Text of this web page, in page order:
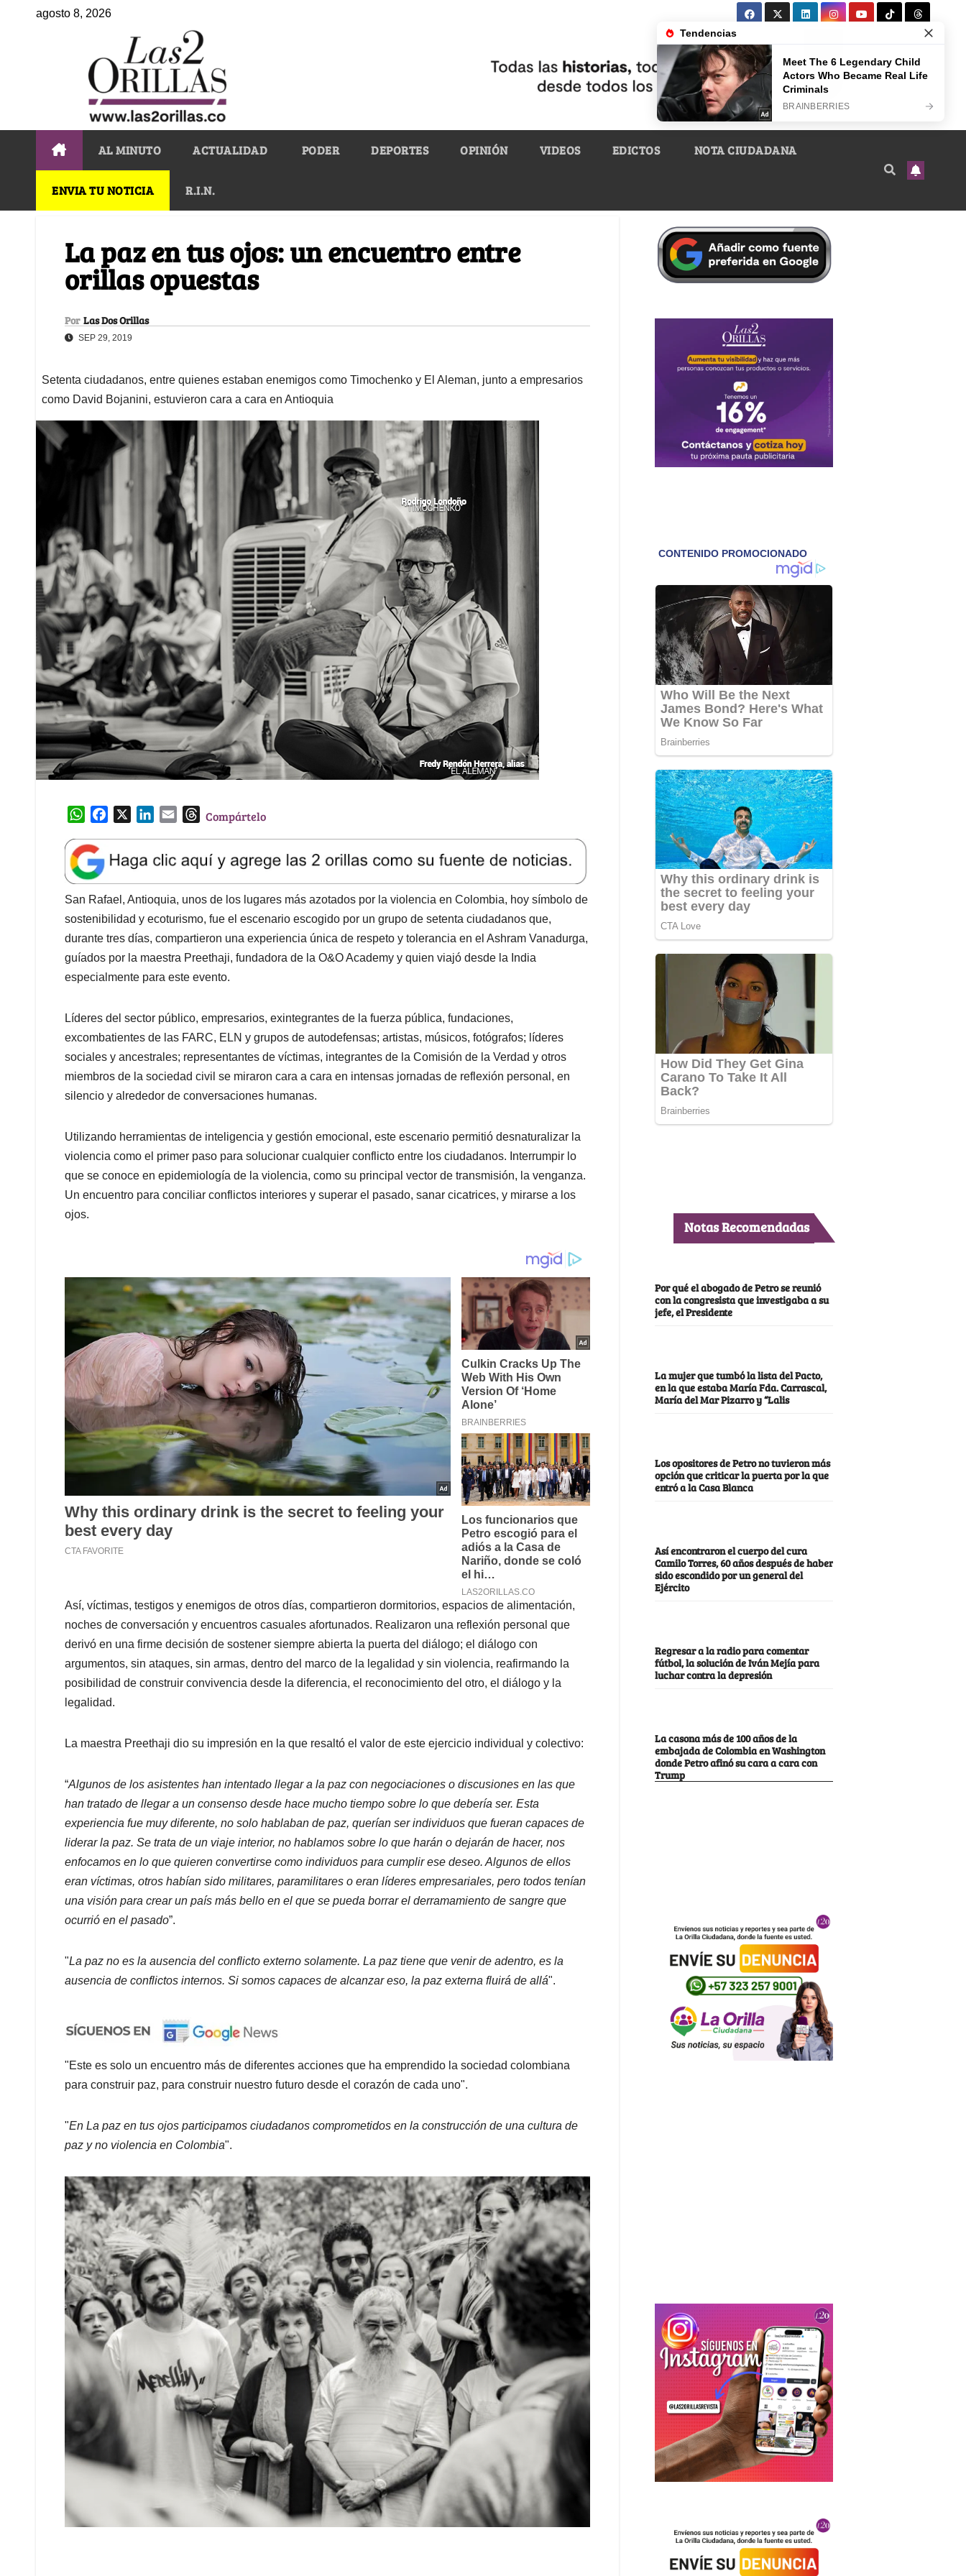
agosto 8, 2026
AL MINUTO ACTUALIDAD PODER DEPORTES OPINIÓN VIDEOS EDICTOS NOTA CIUDADANA
ENVIA TU NOTICIA R.I.N.
La paz en tus ojos: un encuentro entre
orillas opuestas
Por Las Dos Orillas
SEP 29, 2019
Setenta ciudadanos, entre quienes estaban enemigos como Timochenko y El Aleman, junto a empresarios
como David Bojanini, estuvieron cara a cara en Antioquia
W
a
t
s
A
p
p
e
b
o
o
k
k
e
d
I
n
l
T
e
a
d
s
Compártelo
San Rafael, Antioquia, unos de los lugares más azotados por la violencia en Colombia, hoy símbolo de
sostenibilidad y ecoturismo, fue el escenario escogido por un grupo de setenta ciudadanos que,
durante tres días, compartieron una experiencia única de respeto y tolerancia en el Ashram Vanadurga,
guíados por la maestra Preethaji, fundadora de la O&O Academy y quien viajó desde la India
especialmente para este evento.
Líderes del sector público, empresarios, exintegrantes de la fuerza pública, fundaciones,
excombatientes de las FARC, ELN y grupos de autodefensas; artistas, músicos, fotógrafos; líderes
sociales y ancestrales; representantes de víctimas, integrantes de la Comisión de la Verdad y otros
miembros de la sociedad civil se miraron cara a cara en intensas jornadas de reflexión personal, en
silencio y alrededor de conversaciones humanas.
Utilizando herramientas de inteligencia y gestión emocional, este escenario permitió desnaturalizar la
violencia como el primer paso para solucionar cualquier conflicto entre los ciudadanos. Interrumpir lo
que se conoce en epidemiología de la violencia, como su principal vector de transmisión, la venganza.
Un encuentro para conciliar conflictos interiores y superar el pasado, sanar cicatrices, y mirarse a los
ojos.
Así, víctimas, testigos y enemigos de otros días, compartieron dormitorios, espacios de alimentación,
noches de conversación y encuentros casuales afortunados. Realizaron una reflexión personal que
derivó en una firme decisión de sostener siempre abierta la puerta del diálogo; el diálogo con
argumentos, sin ataques, sin armas, dentro del marco de la legalidad y sin violencia, reafirmando la
posibilidad de construir convivencia desde la diferencia, el reconocimiento del otro, el diálogo y la
legalidad.
La maestra Preethaji dio su impresión en la que resaltó el valor de este ejercicio individual y colectivo:
“Algunos de los asistentes han intentado llegar a la paz con negociaciones o discusiones en las que
han tratado de llegar a un consenso desde hace mucho tiempo sobre lo que debería ser. Esta
experiencia fue muy diferente, no solo hablaban de paz, querían ser individuos que fueran capaces de
liderar la paz. Se trata de un viaje interior, no hablamos sobre lo que harán o dejarán de hacer, nos
enfocamos en lo que quieren convertirse como individuos para cumplir ese deseo. Algunos de ellos
eran víctimas, otros habían sido militares, paramilitares o eran líderes empresariales, pero todos tenían
una visión para crear un país más bello en el que se pueda borrar el derramamiento de sangre que
ocurrió en el pasado”.
"La paz no es la ausencia del conflicto externo solamente. La paz tiene que venir de adentro, es la
ausencia de conflictos internos. Si somos capaces de alcanzar eso, la paz externa fluirá de allá".
"Este es solo un encuentro más de diferentes acciones que ha emprendido la sociedad colombiana
para construir paz, para construir nuestro futuro desde el corazón de cada uno".
"En La paz en tus ojos participamos ciudadanos comprometidos en la construcción de una cultura de
paz y no violencia en Colombia".
Notas Recomendadas
Por qué el abogado de Petro se reunió
con la congresista que investigaba a su
jefe, el Presidente
La mujer que tumbó la lista del Pacto,
en la que estaba María Fda. Carrascal,
María del Mar Pizarro y “Lalis
Los opositores de Petro no tuvieron más
opción que criticar la puerta por la que
entró a la Casa Blanca
Así encontraron el cuerpo del cura
Camilo Torres, 60 años después de haber
sido escondido por un general del
Ejército
Regresar a la radio para comentar
fútbol, la solución de Iván Mejía para
luchar contra la depresión
La casona más de 100 años de la
embajada de Colombia en Washington
donde Petro afinó su cara a cara con
Trump